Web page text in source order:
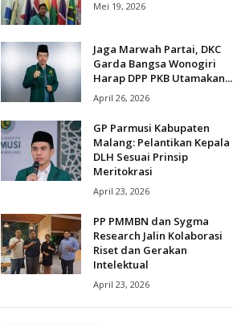
Mei 19, 2026
Jaga Marwah Partai, DKC
Garda Bangsa Wonogiri
Harap DPP PKB Utamakan...
April 26, 2026
GP Parmusi Kabupaten
Malang: Pelantikan Kepala
DLH Sesuai Prinsip
Meritokrasi
April 23, 2026
PP PMMBN dan Sygma
Research Jalin Kolaborasi
Riset dan Gerakan
Intelektual
April 23, 2026